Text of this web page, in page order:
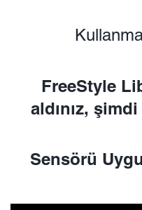
FreeStyle
aldınız, şimdi
Sensörü